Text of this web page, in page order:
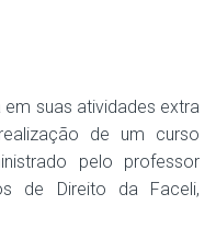
em suas atividades extra
de um curso
pelo professor
de Direito da Faceli,